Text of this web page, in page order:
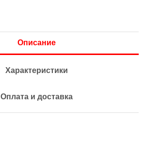
Описание
Характеристики
Оплата и доставка